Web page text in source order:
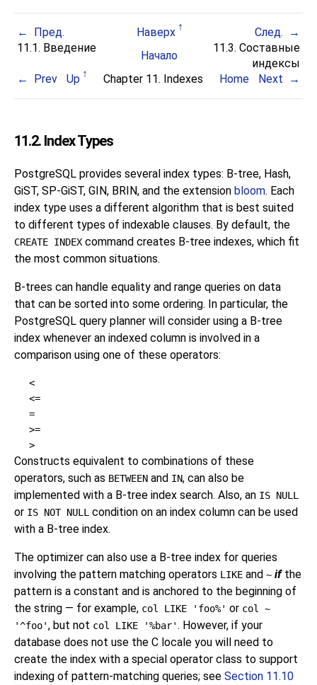
Пред. Наверх
След.
11.1. Введение
Начало
11.3. Составные
индексы
Prev
Up Chapter 11. Indexes Home Next
11.2. Index Types
PostgreSQL provides several index types: B-tree, Hash,
GiST, SP-GiST, GIN, BRIN, and the extension bloom. Each
index type uses a different algorithm that is best suited
to different types of indexable clauses. By default, the
CREATE INDEX command creates B-tree indexes, which fit
the most common situations.
B-trees can handle equality and range queries on data
that can be sorted into some ordering. In particular, the
PostgreSQL query planner will consider using a B-tree
index whenever an indexed column is involved in a
comparison using one of these operators:
<
<=
=
>=
>
Constructs equivalent to combinations of these
operators, such as BETWEEN and IN, can also be
implemented with a B-tree index search. Also, an IS NULL
or IS NOT NULL condition on an index column can be used
with a B-tree index.
The optimizer can also use a B-tree index for queries
involving the pattern matching operators LIKE and ~ ifthe
pattern is a constant and is anchored to the beginning of
the string — for example, col LIKE 'foo%' or col ~
'^foo', but not col LIKE '%bar'. However, if your
database does not use the C locale you will need to
create the index with a special operator class to support
indexing of pattern-matching queries; see Section 11.10